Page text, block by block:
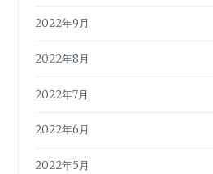
2022年9月
2022年8月
2022年7月
2022年6月
2022年5月